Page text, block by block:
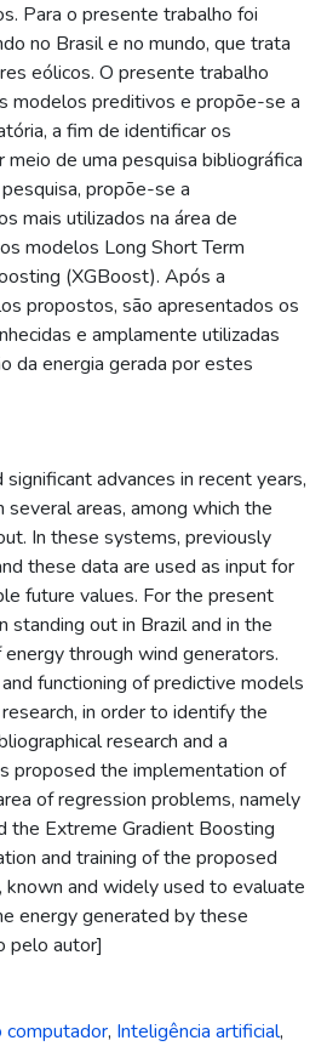
Para o presente trabalho foi
no Brasil e no mundo, que trata
eólicos. O presente trabalho
modelos preditivos e propõe-se a
a fim de identificar os
de uma pesquisa bibliográfica
propõe-se a
mais utilizados na área de
modelos Long Short Term
(XGBoost). Após a
propostos, são apresentados os
e amplamente utilizadas
da energia gerada por estes
advances in recent years,
areas, among which the
In these systems, previously
these data are used as input for
future values. For the present
standing out in Brazil and in the
through wind generators.
functioning of predictive models
in order to identify the
research and a
proposed the implementation of
of regression problems, namely
the Extreme Gradient Boosting
and training of the proposed
and widely used to evaluate
energy generated by these
pelo autor]
computador, Inteligência artificial,